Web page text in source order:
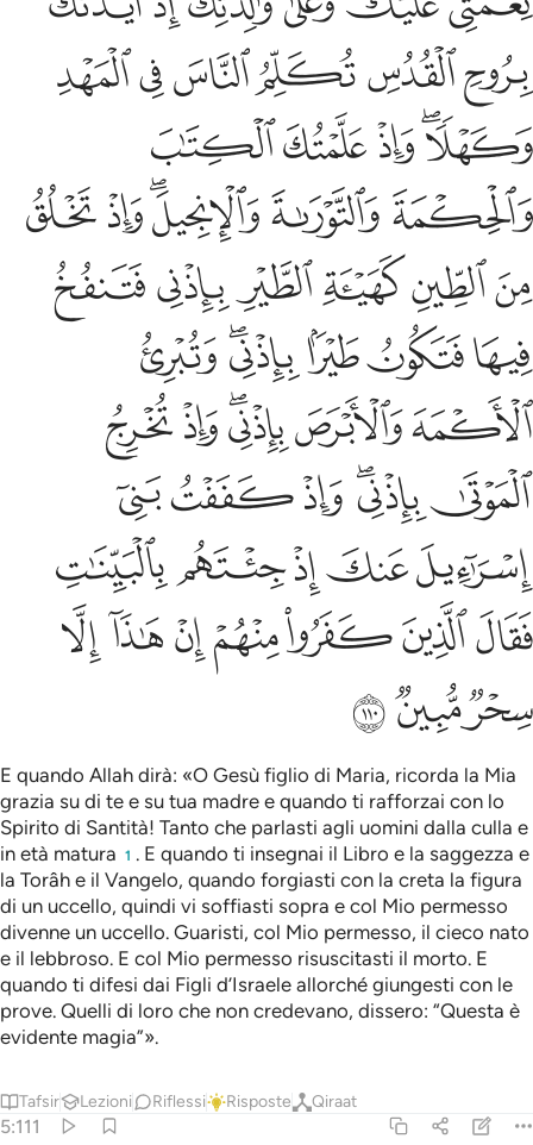
ﱡﱢﱣﱤﱥﱦ
ﱧﱨﱩﱪﱫ
ﱬﱭﱮﱯﱰﱱ
ﱲﱳ ﱴﱵﱶﱷ
ﱸﱹﱺﱻﱼﱽ
ﱾﱿﲀﲁﲂﲃ
ﲄﲅﲆ ﲇﲈﲉ
ﲊﲋﲌﲍﲎ
ﲏﲐﲑﲒﲓﲔﲕ
ﲖﲗﲘ
E quando Allah dirà: «O Gesù figlio di Maria, ricorda la Mia
grazia su di te e su tua madre e quando ti rafforzai con lo
Spirito di Santità! Tanto che parlasti agli uomini dalla culla e
in età matura 1 . E quando ti insegnai il Libro e la saggezza e
la Torâh e il Vangelo, quando forgiasti con la creta la figura
di un uccello, quindi vi soffiasti sopra e col Mio permesso
divenne un uccello. Guaristi, col Mio permesso, il cieco nato
e il lebbroso. E col Mio permesso risuscitasti il morto. E
quando ti difesi dai Figli d’Israele allorché giungesti con le
prove. Quelli di loro che non credevano, dissero: “Questa è
evidente magia”».
Tafsir Lezioni Riflessi Risposte Qiraat
5:111